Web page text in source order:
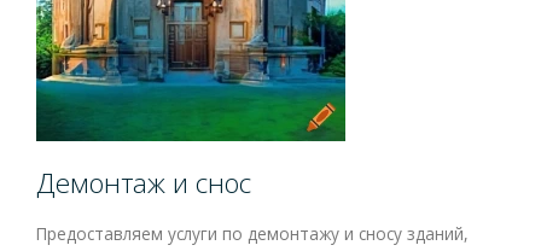
Демонтаж и снос
Предоставляем услуги по демонтажу и сносу зданий,